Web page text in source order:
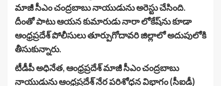
మాజీ సీఎం చంద్రబాబు నాయుడును అరెస్టు చేసింది.
దీంతో పాటు ఆయన కుమారుడు నారా లోకేష్‌ను కూడా
ఆంధ్రప్రదేశ్ పోలీసులు తూర్పుగోదావరి జిల్లాలో అదుపులోకి
తీసుకున్నారు.
టీడీపీ అధినేత, ఆంధ్రప్రదేశ్ మాజీ సీఎం చంద్రబాబు
నాయుడును ఆంధ్రప్రదేశ్ నేర పరిశోధన విభాగం (సీఐడీ)